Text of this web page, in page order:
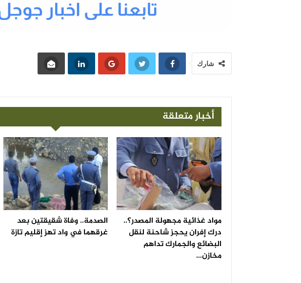
شارك
أخبار متعلقة
مواد غذائية مجهولة المصدر؟..
درك إفران يحجز شاحنة لنقل
البضائع والجمارك تداهم
مخازن…
الصدمة.. وفاة شقيقتين بعد
غرقهما في واد تهز إقليم تازة